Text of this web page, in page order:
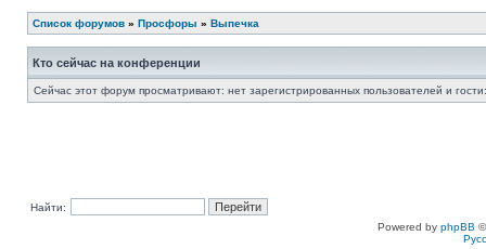
Список форумов » Просфоры » Выпечка
Кто сейчас на конференции
Сейчас этот форум просматривают: нет зарегистрированных пользователей и
Найти:
Powered by phpBB